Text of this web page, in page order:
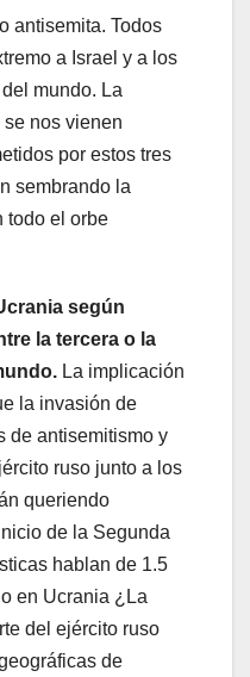
antisemita. Todos
a Israel y a los
mundo. La
nos vienen
por estos tres
sembrando la
todo el orbe
según
la tercera o la
La implicación
la invasión de
de antisemitismo y
ruso junto a los
queriendo
de la Segunda
hablan de 1.5
en Ucrania ¿La
del ejército ruso
de